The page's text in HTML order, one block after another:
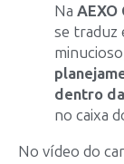
Na
se traduz
dentro
no caixa
No vídeo do